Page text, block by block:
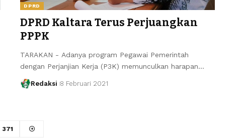
DPRD
DPRD Kaltara Terus Perjuangkan
PPPK
TARAKAN - Adanya program Pegawai Pemerintah
dengan Perjanjian Kerja (P3K) memunculkan harapan…
Redaksi 8 Februari 2021
371